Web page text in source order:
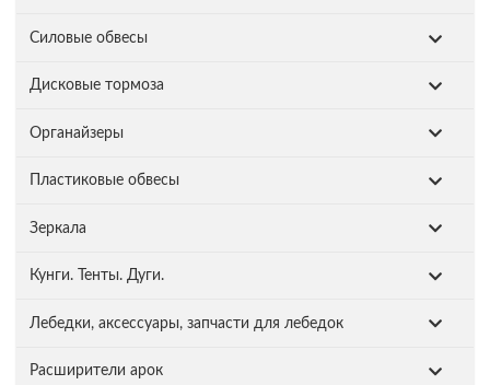
Силовые обвесы
Дисковые тормоза
Органайзеры
Пластиковые обвесы
Зеркала
Кунги. Тенты. Дуги.
Лебедки, аксессуары, запчасти для лебедок
Расширители арок